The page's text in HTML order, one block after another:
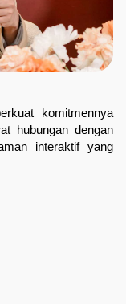
komitmennya
hubungan dengan
interaktif yang